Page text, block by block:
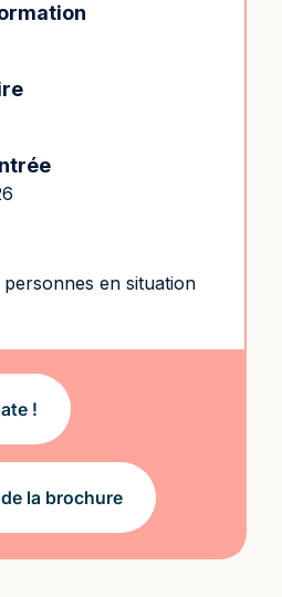
en situation
!
la brochure